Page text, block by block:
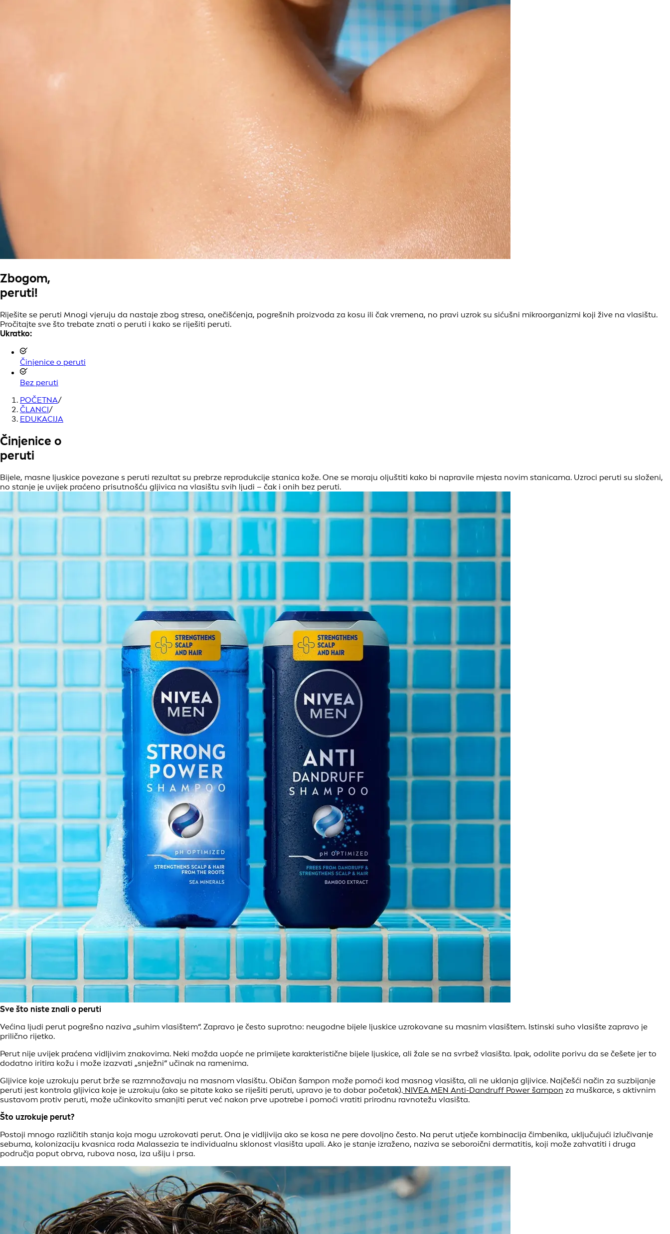
Zbogom,
peruti!
Riješite se peruti Mnogi vjeruju da nastaje zbog stresa, onečišćenja, pogrešnih proizvoda za kosu ili čak vremena, no pravi uzrok su sićušni mikroorganizmi koji žive na vlasištu.
Pročitajte sve što trebate znati o peruti i kako se riješiti peruti.
Ukratko:
Činjenice o peruti
Bez peruti
POČETNA/
ČLANCI/
EDUKACIJA
Činjenice o
peruti
Bijele, masne ljuskice povezane s peruti rezultat su prebrze reprodukcije stanica kože. One se moraju oljuštiti kako bi napravile mjesta novim stanicama. Uzroci peruti su složeni,
no stanje je uvijek praćeno prisutnošću gljivica na vlasištu svih ljudi – čak i onih bez peruti.
Sve što niste znali o peruti
Većina ljudi perut pogrešno naziva „suhim vlasištem“. Zapravo je često suprotno: neugodne bijele ljuskice uzrokovane su masnim vlasištem. Istinski suho vlasište zapravo je
prilično rijetko.
Perut nije uvijek praćena vidljivim znakovima. Neki možda uopće ne primijete karakteristične bijele ljuskice, ali žale se na svrbež vlasišta. Ipak, odolite porivu da se češete jer to
dodatno iritira kožu i može izazvati „snježni“ učinak na ramenima.
Gljivice koje uzrokuju perut brže se razmnožavaju na masnom vlasištu. Običan šampon može pomoći kod masnog vlasišta, ali ne uklanja gljivice. Najčešći način za suzbijanje
peruti jest kontrola gljivica koje je uzrokuju (ako se pitate kako se riješiti peruti, upravo je to dobar početak). NIVEA MEN Anti-Dandruff Power šampon za muškarce, s aktivnim
sustavom protiv peruti, može učinkovito smanjiti perut već nakon prve upotrebe i pomoći vratiti prirodnu ravnotežu vlasišta.
Što uzrokuje perut?
Postoji mnogo različitih stanja koja mogu uzrokovati perut. Ona je vidljivija ako se kosa ne pere dovoljno često. Na perut utječe kombinacija čimbenika, uključujući izlučivanje
sebuma, kolonizaciju kvasnica roda Malassezia te individualnu sklonost vlasišta upali. Ako je stanje izraženo, naziva se seboroični dermatitis, koji može zahvatiti i druga
područja poput obrva, rubova nosa, iza ušiju i prsa.